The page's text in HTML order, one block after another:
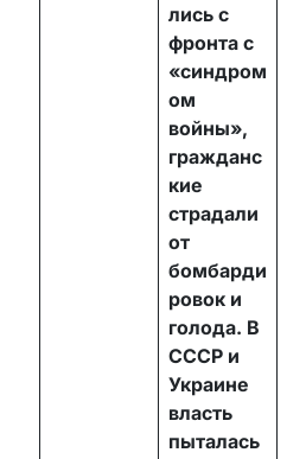
лись с
фронта с
«синдром
ом
войны»,
гражданс
кие
страдали
от
бомбарди
ровок и
голода. В
СССР и
Украине
власть
пыталась